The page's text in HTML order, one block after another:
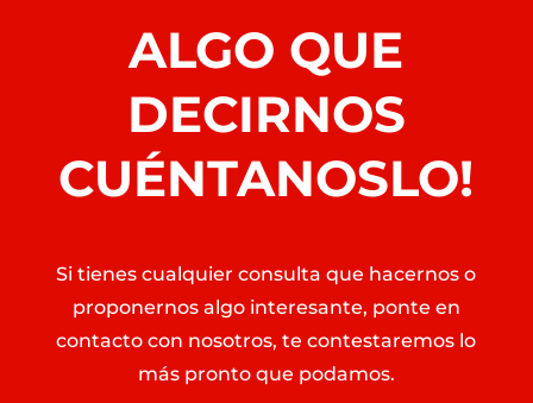
ALGO QUE
DECIRNOS
CUÉNTANOSLO!
Si tienes cualquier consulta que hacernos o
proponernos algo interesante, ponte en
contacto con nosotros, te contestaremos lo
más pronto que podamos.